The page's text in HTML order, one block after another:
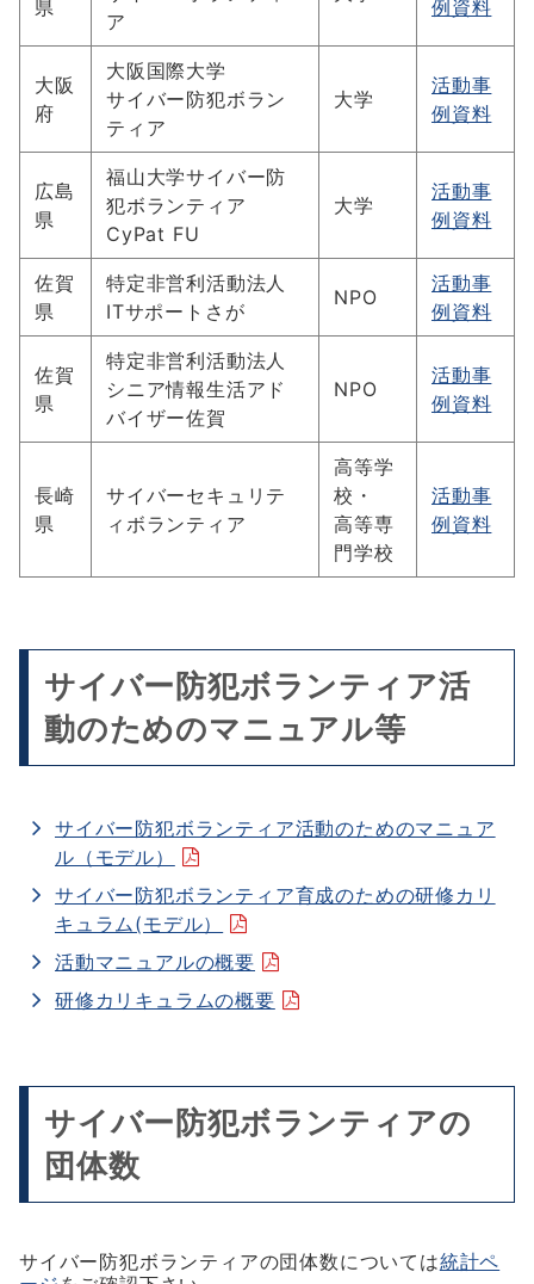
県
ア
例資料
大阪
府
大阪国際大学
サイバー防犯ボラン
ティア
大学
活動事
例資料
広島
県
福山大学サイバー防
犯ボランティア
CyPat FU
大学
活動事
例資料
佐賀
県
特定非営利活動法人
ITサポートさが
NPO
活動事
例資料
佐賀
県
特定非営利活動法人
シニア情報生活アド
バイザー佐賀
NPO
活動事
例資料
長崎
県
サイバーセキュリテ
ィボランティア
高等学
校・
高等専
門学校
活動事
例資料
サイバー防犯ボランティア活
動のためのマニュアル等
サイバー防犯ボランティア活動のためのマニュア
ル（モデル）
フ
ァ
イ
ル
を
サイバー防犯ボランティア育成のための研修カリ
キュラム(モデル）
フ
ァ
イ
開
く
活動マニュアルの概要
フ
ァ
を
開
研修カリキュラムの概要
イ
ル
を
く
サイバー防犯ボランティアの
団体数
サイバー防犯ボランティアの団体数については統計ペ